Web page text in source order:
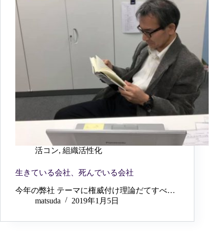
活コン, 組織活性化
生きている会社、死んでいる会社
今年の弊社 テーマに権威付け理論だてすべ…
matsuda
2019年1月5日